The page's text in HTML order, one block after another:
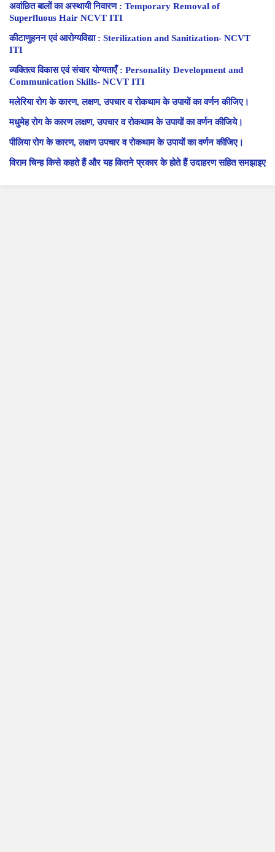
अवांछित बालों का अस्थायी निवारण : Temporary Removal of
Superfluous Hair NCVT ITI
कीटाणुहनन एवं आरोग्यविद्या : Sterilization and Sanitization- NCVT
ITI
व्यक्तित्व विकास एवं संचार योग्यताएँ : Personality Development and
Communication Skills- NCVT ITI
मलेरिया रोग के कारण, लक्षण, उपचार व रोकथाम के उपायों का वर्णन कीजिए।
मधुमेह रोग के कारण लक्षण, उपचार व रोकथाम के उपायों का वर्णन कीजिये।
पीलिया रोग के कारण, लक्षण उपचार व रोकथाम के उपायों का वर्णन कीजिए।
विराम चिन्ह किसे कहते हैं और यह कितने प्रकार के होते हैं उदाहरण सहित समझाइए